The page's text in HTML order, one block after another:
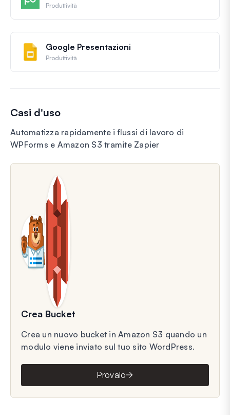
Produttività
Google Presentazioni
Produttività
Casi d'uso
Automatizza rapidamente i flussi di lavoro di
WPForms e Amazon S3 tramite Zapier
Crea Bucket
Crea un nuovo bucket in Amazon S3 quando un
modulo viene inviato sul tuo sito WordPress.
Provalo